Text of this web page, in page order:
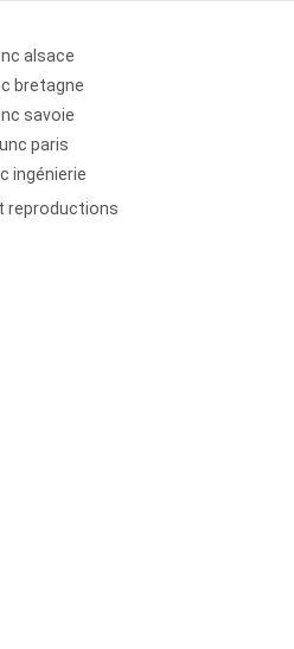
alsace
bretagne
savoie
paris
ingénierie
reproductions